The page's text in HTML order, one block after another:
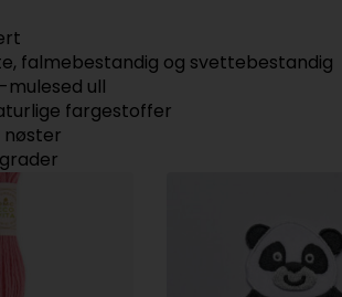
falmebestandig og svettebestandig
mulesed ull
fargestoffer
nøster